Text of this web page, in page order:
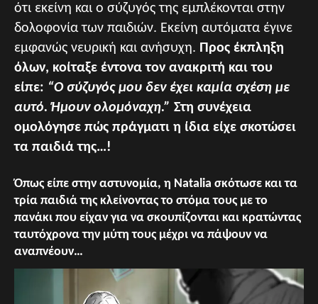
ότι εκείνη και ο σύζυγός της εμπλέκονται στην
δολοφονία των παιδιών. Εκείνη αυτόματα έγινε
εμφανώς νευρική και ανήσυχη. Προς έκπληξη
όλων, κοίταξε έντονα τον ανακριτή και του
είπε: “Ο σύζυγός μου δεν έχει καμία σχέση με
αυτό. Ήμουν ολομόναχη.” Στη συνέχεια
ομολόγησε πώς πράγματι η ίδια είχε σκοτώσει
τα παιδιά της…!
Όπως είπε στην αστυνομία, η Natalia σκότωσε και τα
τρία παιδιά της κλείνοντας το στόμα τους με το
πανάκι που είχαν για να σκουπίζονται και κρατώντας
ταυτόχρονα την μύτη τους μέχρι να πάψουν να
αναπνέουν…